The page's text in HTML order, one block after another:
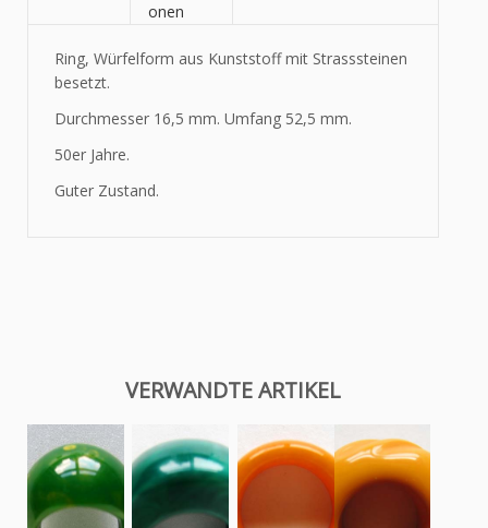
onen
Ring, Würfelform aus Kunststoff mit Strasssteinen
besetzt.
Durchmesser 16,5 mm. Umfang 52,5 mm.
50er Jahre.
Guter Zustand.
VERWANDTE ARTIKEL